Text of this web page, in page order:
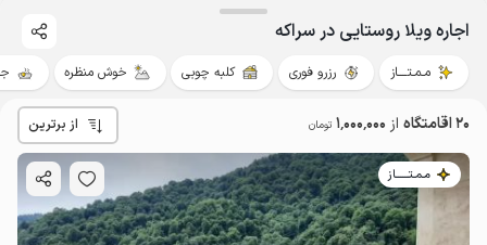
اجاره ویلا روستایی در سراکه
مـمـتــــاز رزرو فوری کلبه چوبی خوش منظره
20 اقامتگاه از 1٬000٬000 تومان از برترین
مـمـتــــــاز